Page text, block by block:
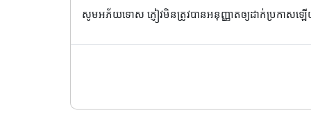
សូមអភ័យទោស ភ្ញៀវមិនត្រូវបានអនុញ្ញាតឲ្យដាក់ប្រកាសឡ